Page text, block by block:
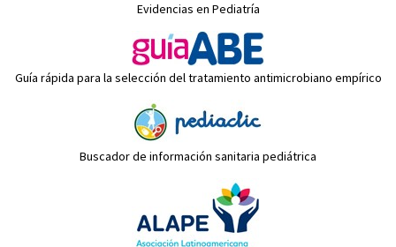
Evidencias en Pediatría
Guía rápida para la selección del tratamiento antimicrobiano empírico
Buscador de información sanitaria pediátrica